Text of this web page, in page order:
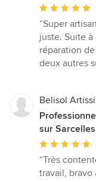
Note
moyenne
:
5
étoiles
“Super
juste. Suite
réparation
deux autres
Belisol
sur Sarcelles
Note
moyenne
:
“Très
travail, bravo